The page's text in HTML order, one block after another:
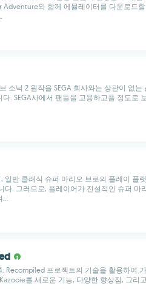
Adventure와 함께 에뮬레이터를 다운로드
소닉 2 원작을 SEGA 회사와는 상관이 없는
. SEGA사에서 팬들을 고용하고플 정도로
일반 클래식 슈퍼 마리오 브로의 플레이 플
다. 그러므로, 플레이어가 전설적인 슈퍼 마
...
Recompiled 프로젝트의 기술을 활용하여
를 새로운 기능, 다양한 향상점, 그리